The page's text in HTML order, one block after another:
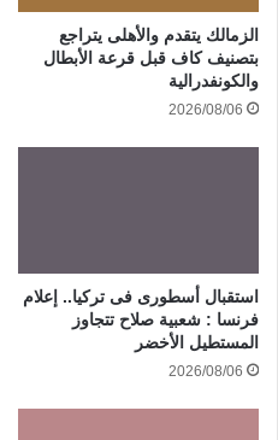
الزمالك يتقدم والأهلى يتراجع
بتصنيف كاف قبل قرعة الأبطال
والكونفدرالية
2026/08/06
استقبال أسطورى فى تركيا.. إعلام
فرنسا : شعبية صلاح تتجاوز
المستطيل الأخضر
2026/08/06